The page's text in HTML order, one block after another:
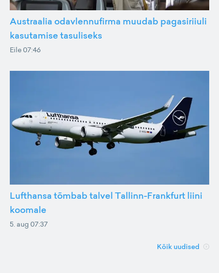
Austraalia odavlennufirma muudab pagasiriiuli
kasutamise tasuliseks
Eile 07:46
Lufthansa tõmbab talvel Tallinn-Frankfurt liini
koomale
5. aug 07:37
Kõik uudised